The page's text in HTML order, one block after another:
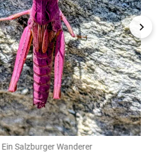
Ein Salzburger Wanderer